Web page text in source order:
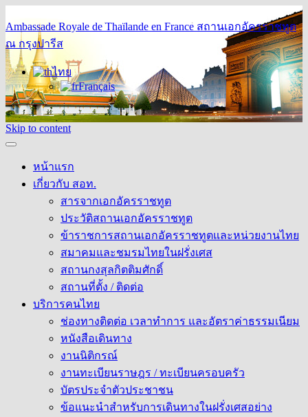
Ambassade Royale de Thaïlande en France สถานเอกอัครราชทูต
ณ กรุงปารีส
ไทย
Français
Skip to content
หน้าแรก
เกี่ยวกับ สอท.
สารจากเอกอัครราชทูต
ประวัติสถานเอกอัครราชทูต
ข้าราชการสถานเอกอัครราชทูตและหน่วยงานไทย
สมาคมและชมรมไทยในฝรั่งเศส
สถานกงสุลกิตติมศักดิ์
สถานที่ตั้ง / ติดต่อ
บริการคนไทย
ช่องทางติดต่อ เวลาทำการ และอัตราค่าธรรมเนียม
หนังสือเดินทาง
งานนิติกรณ์
งานทะเบียนราษฎร / ทะเบียนครอบครัว
บัตรประจำตัวประชาชน
ข้อแนะนำสำหรับการเดินทางในฝรั่งเศสอย่าง